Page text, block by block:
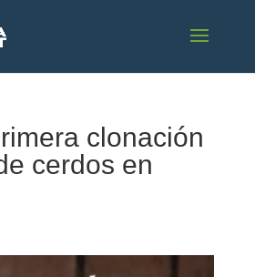
clonación
cerdos en